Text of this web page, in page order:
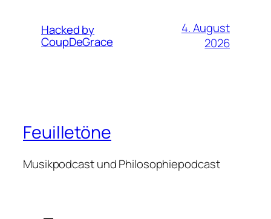
Hacked by
CoupDeGrace
4. August
2026
Feuilletöne
Musikpodcast und Philosophiepodcast